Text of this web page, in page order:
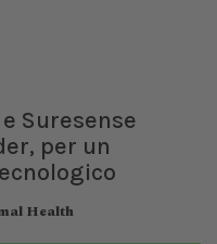
Suresense
per un
Health